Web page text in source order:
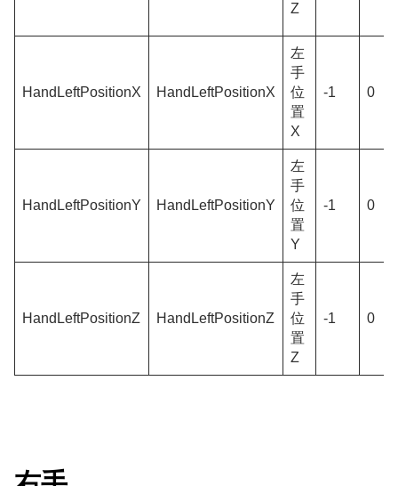
Z
HandLeftPositionX HandLeftPositionX
左
手
位
置
X
-1 0
HandLeftPositionY HandLeftPositionY
左
手
位
置
Y
-1 0
HandLeftPositionZ HandLeftPositionZ
左
手
位
置
Z
-1 0